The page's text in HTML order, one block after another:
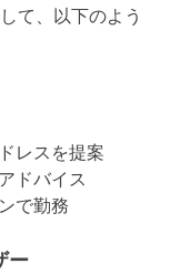
て、以下のよう
レスを提案
ドバイス
で勤務
ー